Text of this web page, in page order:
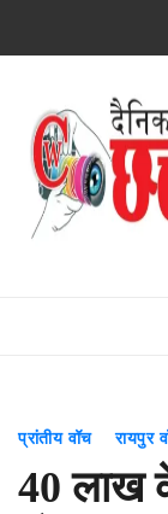
प्रांतीय वॉच रायपुर
40 लाख